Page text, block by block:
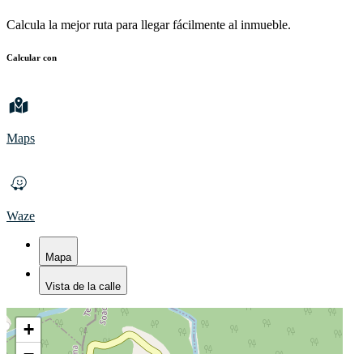
Calcula la mejor ruta para llegar fácilmente al inmueble.
Calcular con
Maps
Waze
Mapa
Vista de la calle